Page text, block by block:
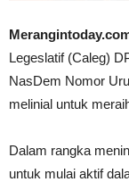
Legeslatif (Caleg)
NasDem Nomor
melinial untuk
Dalam rangka
untuk mulai aktif